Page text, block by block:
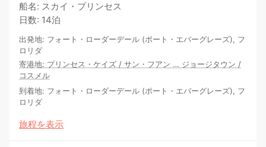
船名: スカイ・プリンセス
日数: 14泊
出発地: フォート・ローダーデール (ポート・エバーグレーズ), フ
ロリダ
寄港地: プリンセス・ケイズ / サン・フアン … ジョージタウン /
コスメル
到着地: フォート・ローダーデール (ポート・エバーグレーズ), フ
ロリダ
旅程を表示